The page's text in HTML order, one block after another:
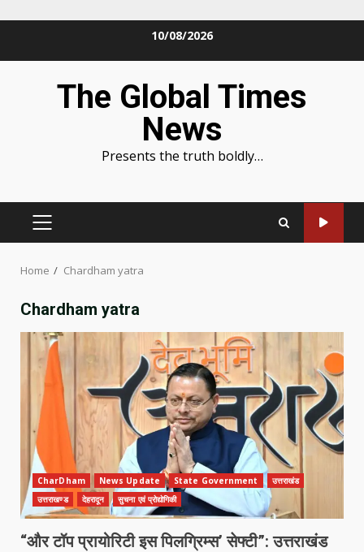
10/08/2026
The Global Times
News
Presents the truth boldly…
PRIMARY
Home Chardham yatra
Chardham yatra
CharDham News Update State Government
उत्तराखंड
उत्तराखण्ड
देहरादून सुचना एवं प्रोद्योगिकी
“और टॉप प्रायोरिटी इस पिलग्रिम्स’ सेफ्टी”: उत्तराखंड